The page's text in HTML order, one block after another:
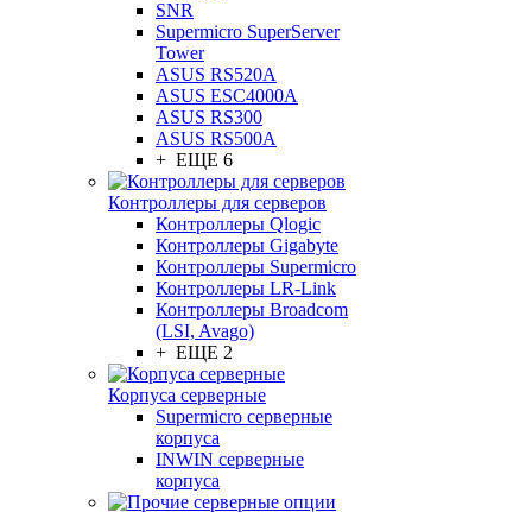
SNR
Supermicro SuperServer
Tower
ASUS RS520A
ASUS ESC4000A
ASUS RS300
ASUS RS500A
+ ЕЩЕ 6
Контроллеры для серверов
Контроллеры Qlogic
Контроллеры Gigabyte
Контроллеры Supermicro
Контроллеры LR-Link
Контроллеры Broadcom
(LSI, Avago)
+ ЕЩЕ 2
Корпуса серверные
Supermicro серверные
корпуса
INWIN серверные
корпуса